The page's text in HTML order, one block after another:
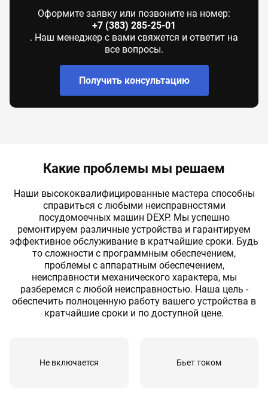
Ремонт механизма замка 60 мин от 1260 руб
Ремонт или замена дозатора моющих
60 мин от 1260 руб
Замена разбрызгивателя 60 мин
Замена сливного насоса
Разблокировка циркуляционного насоса60 мин от 2160 руб
Поиск и устранение засора в сливном
тракте
60 мин от 1350 руб
Замена замка двери 60 мин от 1620 руб
Замена прессостата 80 мин от 1530 руб
Замена заливного клапана 60 мин от 1440 руб
Ремонт платы управления или
120 мин от 2430 руб
Оформите заявку или позвоните на номер:
+7 (383) 285-25-01
. Наш менеджер с вами свяжется и ответит на
все вопросы.
Получить консультацию
Какие проблемы мы решаем
Наши высококвалифицированные мастера способны
справиться с любыми неисправностями
посудомоечных машин DEXP. Мы успешно
ремонтируем различные устройства и гарантируем
эффективное обслуживание в кратчайшие сроки. Будь
то cложности с программным обеспечением,
проблемы с аппаратным обеспечением,
неисправности механического характера, мы
разберемся с любой неисправностью. Наша цель -
обеспечить полноценную работу вашего устройства в
кратчайшие сроки и по доступной цене.
Не включается Бьет током